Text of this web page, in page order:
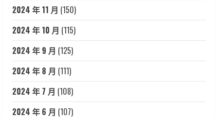
2024 年 11 月 (150)
2024 年 10 月 (115)
2024 年 9 月 (125)
2024 年 8 月 (111)
2024 年 7 月 (108)
2024 年 6 月 (107)